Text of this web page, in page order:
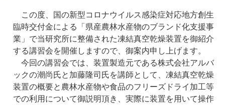
この度、国の新型コロナウイルス感染症対応地方創生
臨時交付金による「県産農林水産物のブランド化支援事
業」で当研究所に整備された凍結真空乾燥装置を御紹介
する講習会を開催しますので、御案内申し上げます。
今回の講習会では、装置製造元である株式会社アルバ
ックの潮尚氏と加藤隆司氏を講師として、凍結真空乾燥
装置の概要と農林水産物や食品のフリーズドライ加工等
での利用について御説明頂き、実際に装置を用いて操作